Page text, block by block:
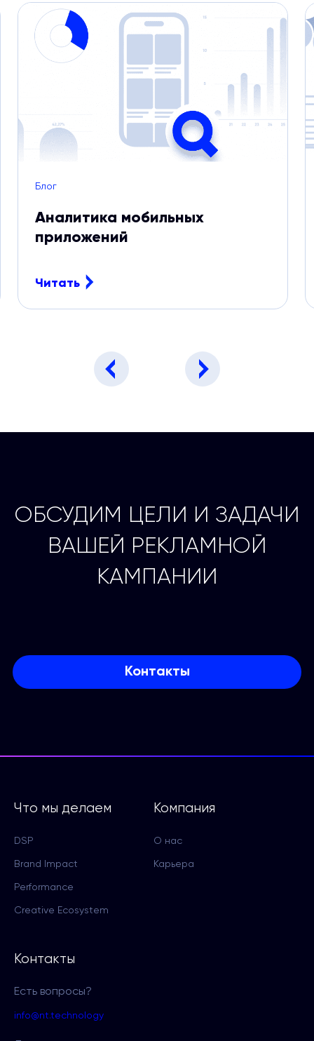
Блог
Аналитика мобильных
приложений
Читать
ОБСУДИМ ЦЕЛИ И ЗАДАЧИ
ВАШЕЙ РЕКЛАМНОЙ
КАМПАНИИ
Контакты
Компания
О нас
Карьера
Что мы делаем
DSP
Brand Impact
Performance
Creative Ecosystem
Контакты
Есть вопросы?
info@nt.technology